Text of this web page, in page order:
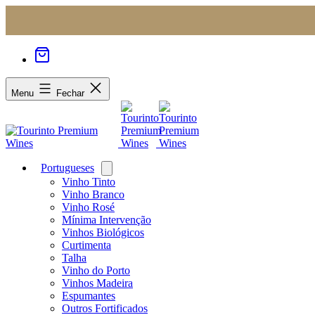
Menu Fechar
Portugueses
menu
Vinho Tinto
Vinho Branco
Vinho Rosé
Mínima Intervenção
Vinhos Biológicos
Curtimenta
Talha
Vinho do Porto
Vinhos Madeira
Espumantes
Outros Fortificados